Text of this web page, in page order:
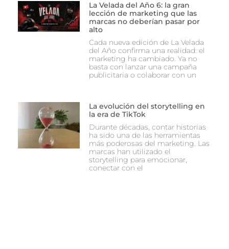
La Velada del Año 6: la gran
lección de marketing que las
marcas no deberían pasar por
alto
Cada nueva edición de La Velada
del Año confirma una realidad: el
marketing ha cambiado. Ya no
basta con lanzar una campaña
publicitaria o colaborar con un
La evolución del storytelling en
la era de TikTok
Durante décadas, contar historias
ha sido una de las herramientas
más poderosas del marketing. Las
marcas han utilizado el
storytelling para emocionar,
conectar con el